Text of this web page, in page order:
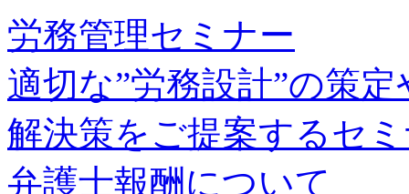
労務管理セミナー
適切な”労務設計”の策
解決策をご提案するセ
弁護士報酬について